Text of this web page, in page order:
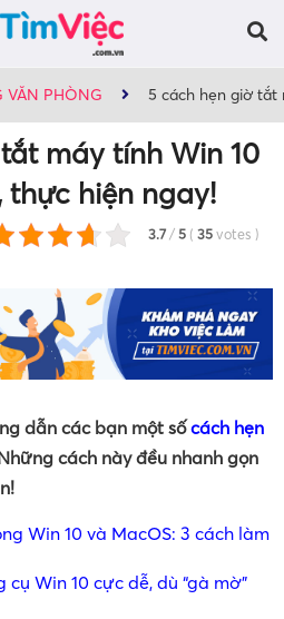
VĂN PHÒNG 5 cách hẹn giờ tắt
máy tính Win 10
thực hiện ngay!
3.7 / 5 ( 35 votes )
dẫn các bạn một sốcách hẹn
cách này đều nhanh gọn
Win 10 và MacOS: 3 cách làm
Win 10 cực dễ, dù “gà mờ”